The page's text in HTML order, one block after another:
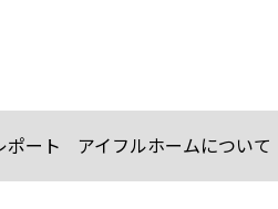
ポート アイフルホームについて